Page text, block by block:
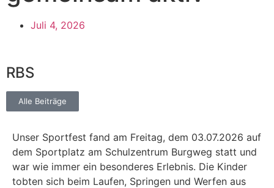
Juli 4, 2026
RBS
Alle Beiträge
Unser Sportfest fand am Freitag, dem 03.07.2026 auf
dem Sportplatz am Schulzentrum Burgweg statt und
war wie immer ein besonderes Erlebnis. Die Kinder
tobten sich beim Laufen, Springen und Werfen aus